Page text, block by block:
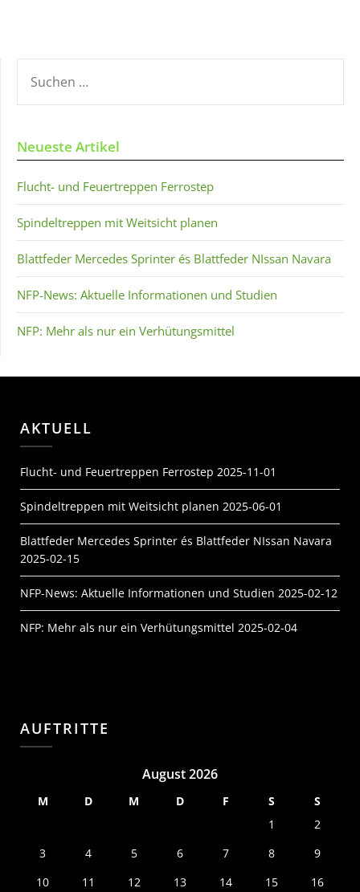
NACH:
Neueste Artikel
Flucht- und Feuertreppen Ferrostep
Spindeltreppen mit Weitsicht planen
Blattfeder Mercedes Sprinter és Blattfeder NIssan Navara
NFP-News: Aktuelle Informationen und Studien
NFP: Mehr als nur ein Verhütungsmittel
AKTUELL
Flucht- und Feuertreppen Ferrostep 2025-11-01
Spindeltreppen mit Weitsicht planen 2025-06-01
Blattfeder Mercedes Sprinter és Blattfeder NIssan Navara
2025-02-15
NFP-News: Aktuelle Informationen und Studien 2025-02-12
NFP: Mehr als nur ein Verhütungsmittel 2025-02-04
AUFTRITTE
August 2026
M D M D F S
S
1
2
3
4 5 6 7 8
9
10
11 12 13 14 15
16